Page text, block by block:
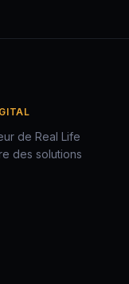
de Real Life
des solutions